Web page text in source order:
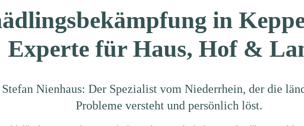
in
Experte für Haus, Hof &
Stefan Nienhaus: Der Spezialist vom Niederrhein, der die
Probleme versteht und persönlich löst.